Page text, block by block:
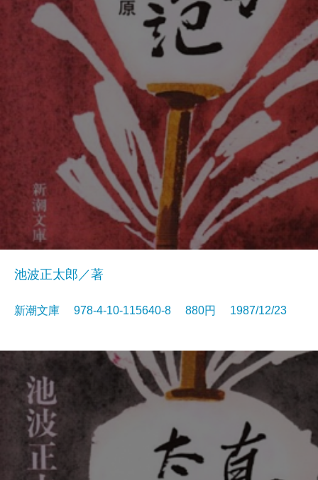
池波正太郎／著
新潮文庫 978-4-10-115640-8 880円 1987/12/23